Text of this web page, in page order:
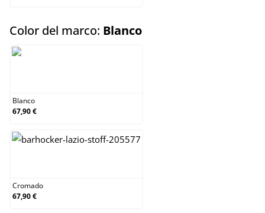
Color del marco: Blancoselect
Blanco
67,90 €
Cromado
67,90 €